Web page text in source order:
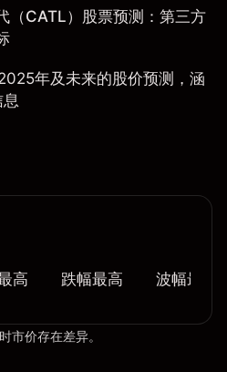
（CATL）股票预测：第三方
年及未来的股价预测，涵
高 跌幅最高 波幅最大
市价存在差异。